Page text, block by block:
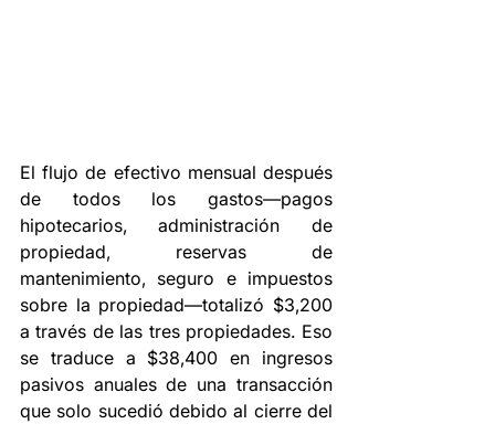
El flujo de efectivo mensual después
de todos los gastos—pagos
hipotecarios, administración de
propiedad, reservas de
mantenimiento, seguro e impuestos
sobre la propiedad—totalizó $3,200
a través de las tres propiedades. Eso
se traduce a $38,400 en ingresos
pasivos anuales de una transacción
que solo sucedió debido al cierre del